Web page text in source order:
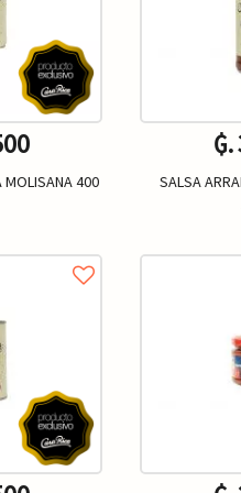
MOLISANA 400
+
₲.
SALSA